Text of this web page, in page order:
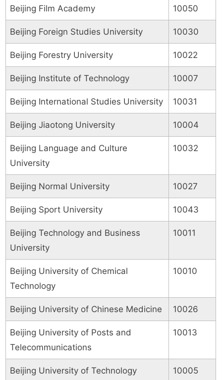
Beijing Film Academy 10050
Beijing Foreign Studies University 10030
Beijing Forestry University 10022
Beijing Institute of Technology 10007
Beijing International Studies University 10031
Beijing Jiaotong University 10004
Beijing Language and Culture
University
10032
Beijing Normal University 10027
Beijing Sport University 10043
Beijing Technology and Business
University
10011
Beijing University of Chemical
Technology
10010
Beijing University of Chinese Medicine 10026
Beijing University of Posts and
Telecommunications
10013
Beijing University of Technology 10005